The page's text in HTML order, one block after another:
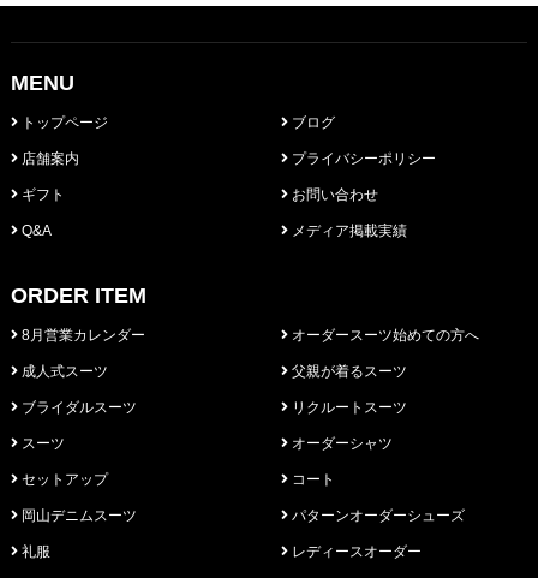
MENU
トップページ
店舗案内
ギフト
Q&A
ブログ
プライバシーポリシー
お問い合わせ
メディア掲載実績
ORDER ITEM
8月営業カレンダー
成人式スーツ
ブライダルスーツ
スーツ
セットアップ
岡山デニムスーツ
礼服
オーダースーツ始めての方へ
父親が着るスーツ
リクルートスーツ
オーダーシャツ
コート
パターンオーダーシューズ
レディースオーダー